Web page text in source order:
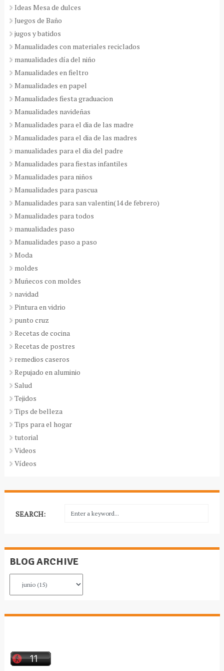
Ideas Mesa de dulces
Juegos de Baño
jugos y batidos
Manualidades con materiales reciclados
manualidades día del niño
Manualidades en fieltro
Manualidades en papel
Manualidades fiesta graduacion
Manualidades navideñas
Manualidades para el dia de las madre
Manualidades para el dia de las madres
manualidades para el dia del padre
Manualidades para fiestas infantiles
Manualidades para niños
Manualidades para pascua
Manualidades para san valentin(14 de febrero)
Manualidades para todos
manualidades paso
Manualidades paso a paso
Moda
moldes
Muñecos con moldes
navidad
Pintura en vidrio
punto cruz
Recetas de cocina
Recetas de postres
remedios caseros
Repujado en aluminio
Salud
Tejidos
Tips de belleza
Tips para el hogar
tutorial
Videos
Vídeos
SEARCH:
BLOG ARCHIVE